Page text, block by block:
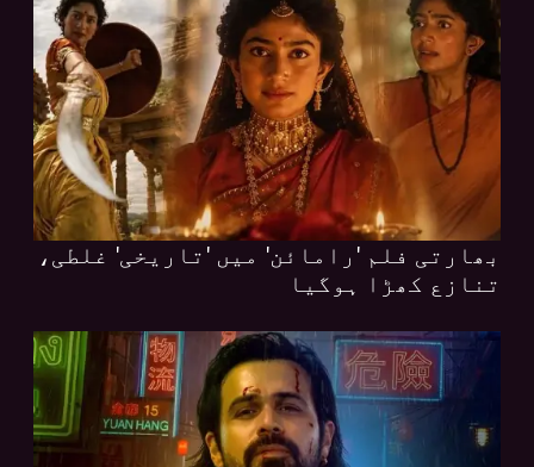
بھارتی فلم 'رامائن' میں 'تاریخی' غلطی،
تنازع کھڑا ہوگیا